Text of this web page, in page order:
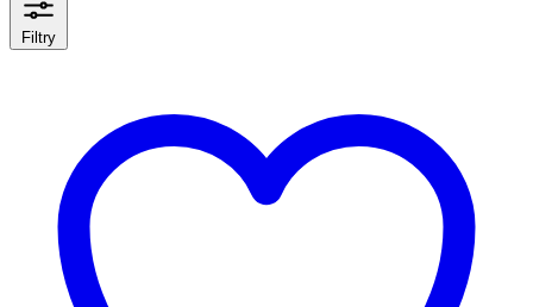
Filtry